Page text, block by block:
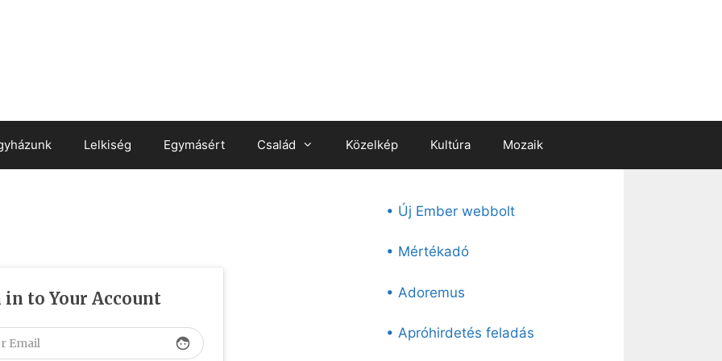
Lelkiség Egymásért Család Közelkép Kultúra Mozaik
in to Your Account
face
• Új Ember webbolt
• Mértékadó
• Adoremus
• Apróhirdetés feladás